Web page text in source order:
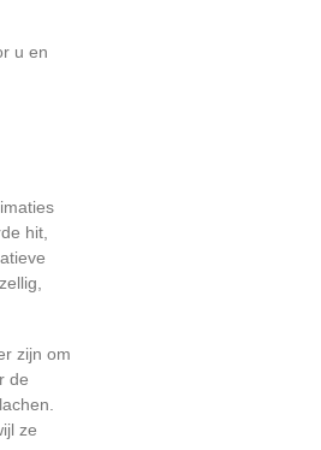
u en
hit,
zijn om
de
ze